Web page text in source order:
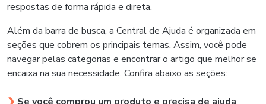
respostas de forma rápida e direta.
Além da barra de busca, a Central de Ajuda é organizada em
seções que cobrem os principais temas. Assim, você pode
navegar pelas categorias e encontrar o artigo que melhor se
encaixa na sua necessidade. Confira abaixo as seções: